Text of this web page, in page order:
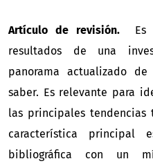
Artículo de revisión.
Es
resultados de una
panorama actualizado
saber. Es relevante para
las principales tendencias
característica principal
bibliográfica con un